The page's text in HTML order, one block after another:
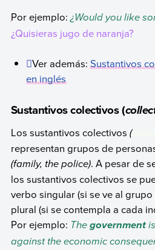
Por ejemplo:¿Would you like
¿Quisieras jugo de naranja?
Ver además:Sustantivos
en inglés
Sustantivos colectivos (
Los sustantivos colectivos (
representan grupos de
(family, the police). A pesar de
los sustantivos colectivos se
verbo singular (si se ve al
plural (si se contempla a cada
Por ejemplo: Thegovernment
against the economic